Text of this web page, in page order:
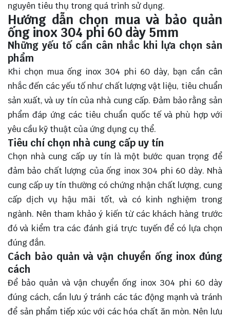
nguyên tiêu thụ trong quá trình sử dụng.
Hướng dẫn chọn mua và bảo quản
ống inox 304 phi 60 dày 5mm
Những yếu tố cần cân nhắc khi lựa chọn sản
phẩm
Khi chọn mua ống inox 304 phi 60 dày, bạn cần cân
nhắc đến các yếu tố như chất lượng vật liệu, tiêu chuẩn
sản xuất, và uy tín của nhà cung cấp. Đảm bảo rằng sản
phẩm đáp ứng các tiêu chuẩn quốc tế và phù hợp với
yêu cầu kỹ thuật của ứng dụng cụ thể.
Tiêu chí chọn nhà cung cấp uy tín
Chọn nhà cung cấp uy tín là một bước quan trọng để
đảm bảo chất lượng của ống inox 304 phi 60 dày. Nhà
cung cấp uy tín thường có chứng nhận chất lượng, cung
cấp dịch vụ hậu mãi tốt, và có kinh nghiệm trong
ngành. Nên tham khảo ý kiến từ các khách hàng trước
đó và kiểm tra các đánh giá trực tuyến để có lựa chọn
đúng đắn.
Cách bảo quản và vận chuyển ống inox đúng
cách
Để bảo quản và vận chuyển ống inox 304 phi 60 dày
đúng cách, cần lưu ý tránh các tác động mạnh và tránh
để sản phẩm tiếp xúc với các hóa chất ăn mòn. Nên lưu